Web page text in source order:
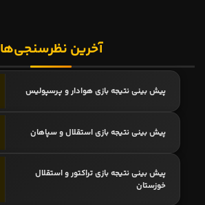
آخرین نظرسنجی‌ها
پیش بینی نتیجه بازی هوادار و پرسپولیس
پیش بینی نتیجه بازی استقلال و سپاهان
پیش بینی نتیجه بازی تراکتور و استقلال
خوزستان